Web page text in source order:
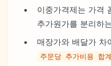
이중가격제는 가격
추가원가를 분리하
매장가와 배달가 차
주문당 추가비용 합계